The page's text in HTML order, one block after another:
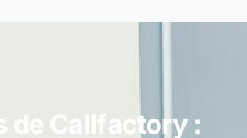
de Callfactory :